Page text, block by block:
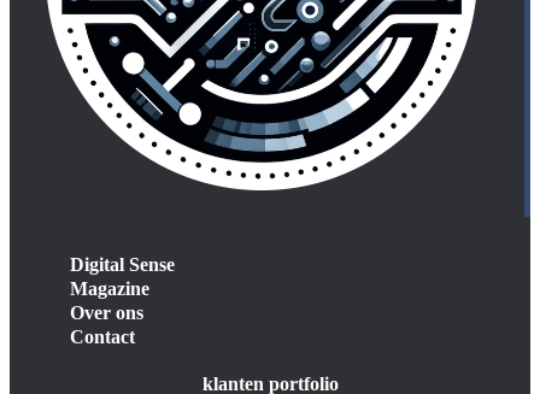
Digital Sense
Magazine
Over ons
Contact
klanten portfolio